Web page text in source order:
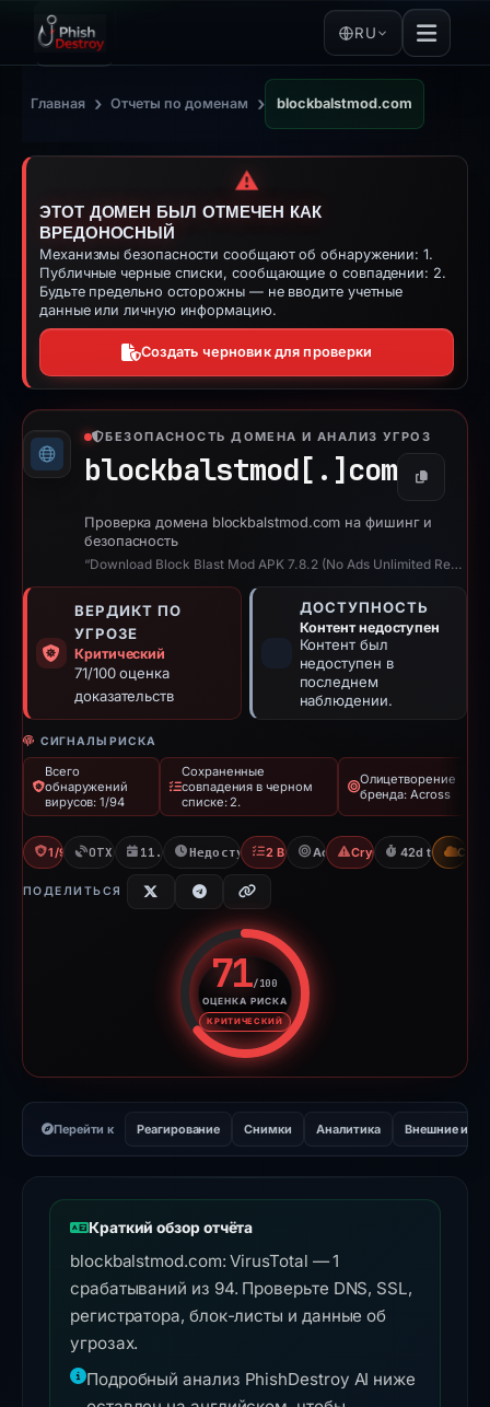
RU
Главная › Отчеты по доменам › blockbalstmod.com
⚠️
ЭТОТ ДОМЕН БЫЛ ОТМЕЧЕН КАК
ВРЕДОНОСНЫЙ
Механизмы безопасности сообщают об обнаружении: 1.
Публичные черные списки, сообщающие о совпадении: 2.
Будьте предельно осторожны — не вводите учетные
данные или личную информацию.
Создать черновик для проверки
БЕЗОПАСНОСТЬ ДОМЕНА И АНАЛИЗ УГРОЗ
blockbalstmod[.] com
Проверка домена blockbalstmod.com на фишинг и
безопасность
“Download Block Blast Mod APK 7.8.2 (No Ads Unlimited Revive)”
ВЕРДИКТ ПО
УГРОЗЕ
Критический
71/100 оценка
доказательств
ДОСТУПНОСТЬ
Контент недоступен
Контент был
недоступен в
последнем
наблюдении.
СИГНАЛЫ РИСКА
Всего
обнаружений
вирусов: 1/94
Сохраненные
совпадения в черном
списке: 2.
Олицетворение
бренда: Across
1/94 VTOTX: 2 refs11.03.2026Недоступно с 23.04.2026
2 BlocklistsAcrossCrypto Scam
42d to CDN
ПОДЕЛИТЬСЯ
71/100
ОЦЕНКА РИСКА
КРИТИЧЕСКИЙ
Оценка риска: 71 из 100.
Перейти к Реагирование Снимки Аналитика Внешние
Краткий обзор отчёта
blockbalstmod.com: VirusTotal — 1
срабатываний из 94. Проверьте DNS, SSL,
регистратора, блок-листы и данные об
угрозах.
Подробный анализ PhishDestroy AI ниже